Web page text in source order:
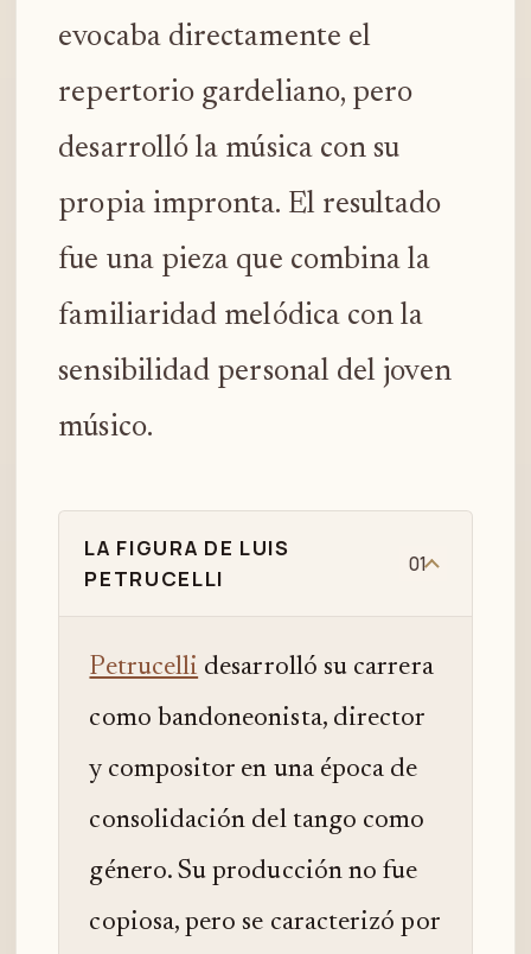
evocaba directamente el
repertorio gardeliano, pero
desarrolló la música con su
propia impronta. El resultado
fue una pieza que combina la
familiaridad melódica con la
sensibilidad personal del joven
músico.
LA FIGURA DE LUIS
PETRUCELLI
01
Petrucelli desarrolló su carrera
como bandoneonista, director
y compositor en una época de
consolidación del tango como
género. Su producción no fue
copiosa, pero se caracterizó por